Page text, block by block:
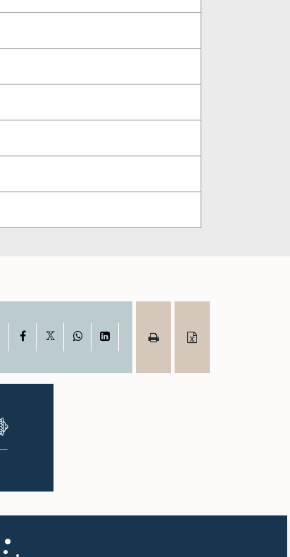
Facebook WhatsAppLinkedIn